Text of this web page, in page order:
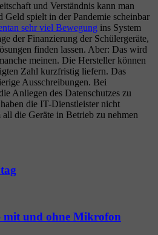
und Verständnis kann man
spielt in der Pandemie scheinbar
sehr viel Bewegung ins System
der Finanzierung der Schülergeräte,
finden lassen. Aber: Das wird
meinen. Die Hersteller können
Zahl kurzfristig liefern. Das
Ausschreibungen. Bei
Anliegen des Datenschutzes zu
die IT-Dienstleister nicht
all die Geräte in Betrieb zu nehmen
mit und ohne Mikrofon